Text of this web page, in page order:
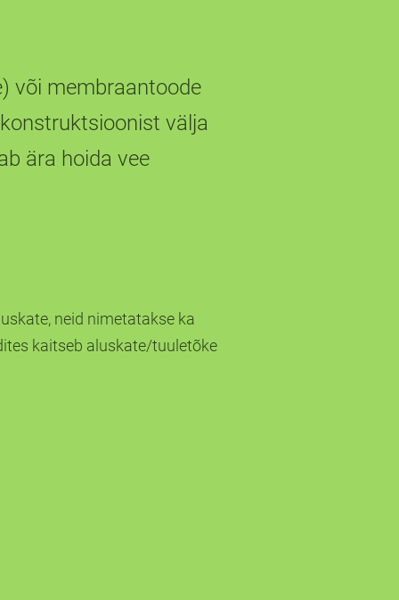
või membraantoode
välja
ära hoida vee
neid nimetatakse ka
kaitseb aluskate/tuuletõke